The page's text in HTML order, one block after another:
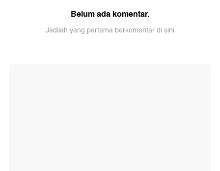
Belum ada komentar.
Jadilah yang pertama berkomentar di sini